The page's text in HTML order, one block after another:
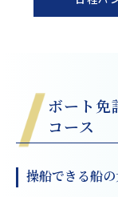
ボート免
コース
操船できる船の